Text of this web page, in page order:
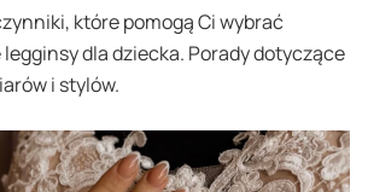
które pomogą Ci wybrać
dla dziecka. Porady dotyczące
i stylów.